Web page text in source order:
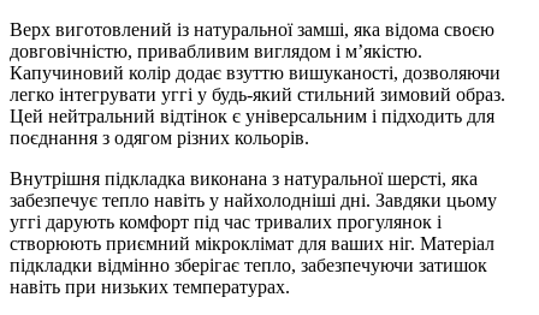
Верх виготовлений із натуральної замші, яка відома своєю
довговічністю, привабливим виглядом і м’якістю.
Капучиновий колір додає взуттю вишуканості, дозволяючи
легко інтегрувати уггі у будь-який стильний зимовий образ.
Цей нейтральний відтінок є універсальним і підходить для
поєднання з одягом різних кольорів.
Внутрішня підкладка виконана з натуральної шерсті, яка
забезпечує тепло навіть у найхолодніші дні. Завдяки цьому
уггі дарують комфорт під час тривалих прогулянок і
створюють приємний мікроклімат для ваших ніг. Матеріал
підкладки відмінно зберігає тепло, забезпечуючи затишок
навіть при низьких температурах.